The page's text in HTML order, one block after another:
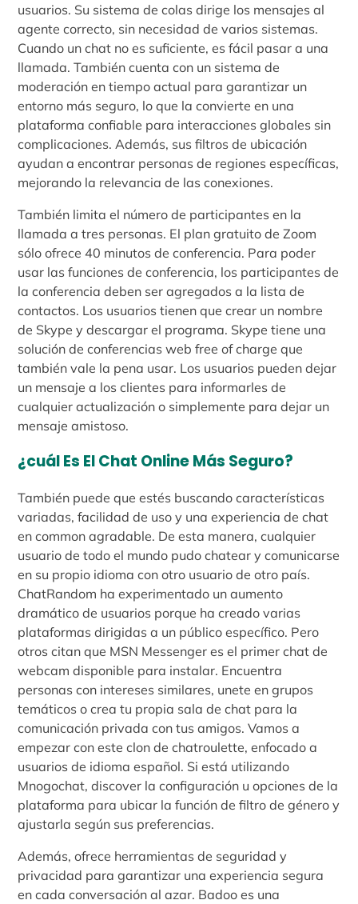
usuarios. Su sistema de colas dirige los mensajes al
agente correcto, sin necesidad de varios sistemas.
Cuando un chat no es suficiente, es fácil pasar a una
llamada. También cuenta con un sistema de
moderación en tiempo actual para garantizar un
entorno más seguro, lo que la convierte en una
plataforma confiable para interacciones globales sin
complicaciones. Además, sus filtros de ubicación
ayudan a encontrar personas de regiones específicas,
mejorando la relevancia de las conexiones.
También limita el número de participantes en la
llamada a tres personas. El plan gratuito de Zoom
sólo ofrece 40 minutos de conferencia. Para poder
usar las funciones de conferencia, los participantes de
la conferencia deben ser agregados a la lista de
contactos. Los usuarios tienen que crear un nombre
de Skype y descargar el programa. Skype tiene una
solución de conferencias web free of charge que
también vale la pena usar. Los usuarios pueden dejar
un mensaje a los clientes para informarles de
cualquier actualización o simplemente para dejar un
mensaje amistoso.
¿cuál Es El Chat Online Más Seguro?
También puede que estés buscando características
variadas, facilidad de uso y una experiencia de chat
en common agradable. De esta manera, cualquier
usuario de todo el mundo pudo chatear y comunicarse
en su propio idioma con otro usuario de otro país.
ChatRandom ha experimentado un aumento
dramático de usuarios porque ha creado varias
plataformas dirigidas a un público específico. Pero
otros citan que MSN Messenger es el primer chat de
webcam disponible para instalar. Encuentra
personas con intereses similares, unete en grupos
temáticos o crea tu propia sala de chat para la
comunicación privada con tus amigos. Vamos a
empezar con este clon de chatroulette, enfocado a
usuarios de idioma español. Si está utilizando
Mnogochat, discover la configuración u opciones de la
plataforma para ubicar la función de filtro de género y
ajustarla según sus preferencias.
Además, ofrece herramientas de seguridad y
privacidad para garantizar una experiencia segura
en cada conversación al azar. Badoo es una